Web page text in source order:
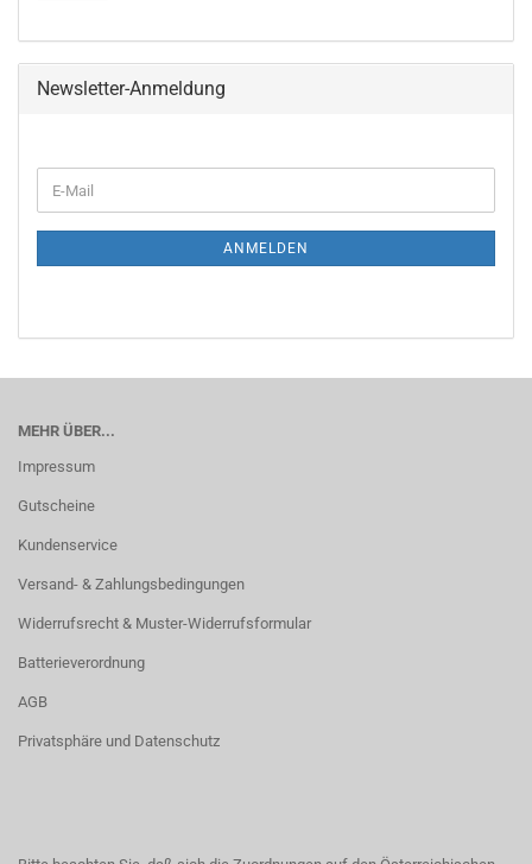
Newsletter-Anmeldung
E-
Mail
ANMELDEN
MEHR ÜBER...
Impressum
Gutscheine
Kundenservice
Versand- & Zahlungsbedingungen
Widerrufsrecht & Muster-Widerrufsformular
Batterieverordnung
AGB
Privatsphäre und Datenschutz